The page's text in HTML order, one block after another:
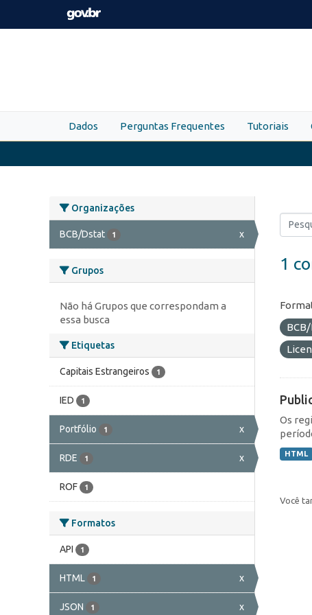
Skip to main content
Dados Perguntas Frequentes Tutoriais
Organizações
BCB/Dstat 1 x
Grupos
Não há Grupos que correspondam a
essa busca
Etiquetas
Capitais Estrangeiros 1
IED 1
Portfólio 1 x
RDE 1 x
ROF 1
Formatos
API 1
HTML 1 x
JSON 1 x
1
Os
HTML
Você